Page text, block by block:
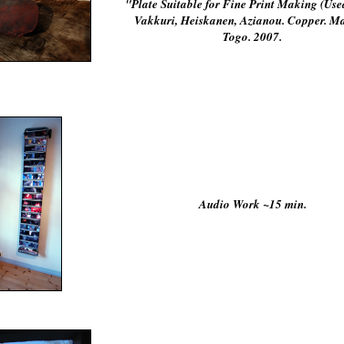
"Plate Suitable for Fine Print Making
Vakkuri, Heiskanen, Azianou. Copper.
Togo. 2007.
Audio Work ~15 min.